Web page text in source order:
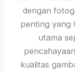
dengan
penting yang
utama
kualitas